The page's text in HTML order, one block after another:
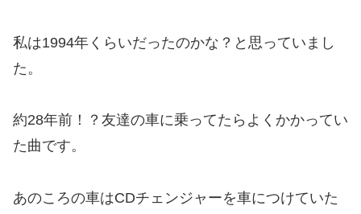
私は1994年くらいだったのかな？と思っていまし
た。
約28年前！？友達の車に乗ってたらよくかかってい
た曲です。
あのころの車はCDチェンジャーを車につけていた